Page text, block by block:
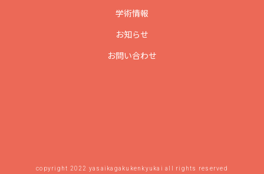
学術情報
お知らせ
お問い合わせ
copyright 2022 yasaikagakukenkyukai all rights reserved